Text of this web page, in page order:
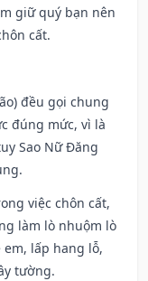
giữ quý bạn nên
cất.
đều gọi chung
đúng mức, vì là
Sao Nữ Đăng
việc chôn cất,
làm lò nhuộm lò
lấp hang lỗ,
tường.